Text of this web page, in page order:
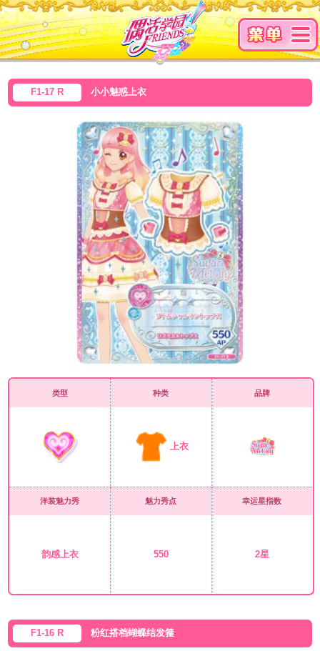
F1-17 R 小小魅惑上衣
类型 种类
上衣
品牌
洋装魅力秀
韵感上衣
魅力秀点
550
幸运星指数
2星
F1-16 R 粉红搭档蝴蝶结发箍